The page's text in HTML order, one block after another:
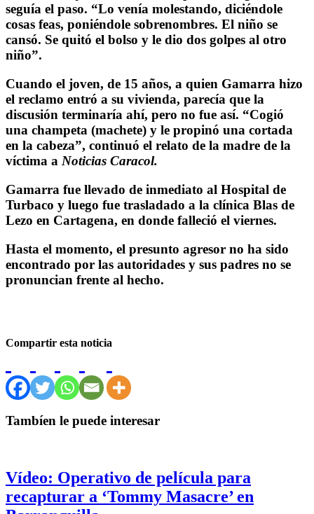
seguía el paso. “Lo venía molestando, diciéndole
cosas feas, poniéndole sobrenombres. El niño se
cansó. Se quitó el bolso y le dio dos golpes al otro
niño”.
Cuando el joven, de 15 años, a quien Gamarra hizo
el reclamo entró a su vivienda, parecía que la
discusión terminaría ahí, pero no fue así. “Cogió
una champeta (machete) y le propinó una cortada
en la cabeza”, continuó el relato de la madre de la
víctima a Noticias Caracol.
Gamarra fue llevado de inmediato al Hospital de
Turbaco y luego fue trasladado a la clínica Blas de
Lezo en Cartagena, en donde falleció el viernes.
Hasta el momento, el presunto agresor no ha sido
encontrado por las autoridades y sus padres no se
pronuncian frente al hecho.
Compartir esta noticia
Tambíen le puede interesar
Vídeo: Operativo de película para
recapturar a ‘Tommy Masacre’ en